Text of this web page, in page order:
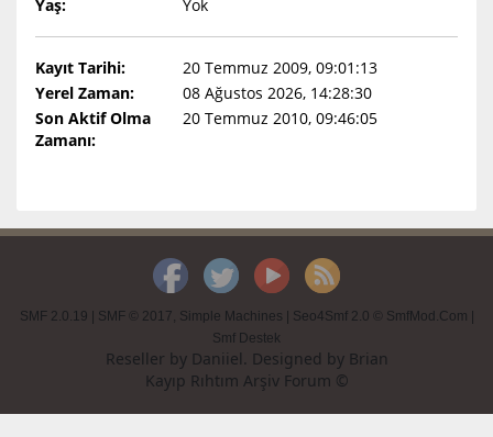
Yaş:
Yok
Kayıt Tarihi:
20 Temmuz 2009, 09:01:13
Yerel Zaman:
08 Ağustos 2026, 14:28:30
Son Aktif Olma
Zamanı:
20 Temmuz 2010, 09:46:05
SMF 2.0.19 SMF © 2017, Simple Machines Seo4Smf 2.0 © SmfMod.Com
Smf Destek
Reseller by Daniiel. Designed by Brian
Kayıp Rıhtım Arşiv Forum ©